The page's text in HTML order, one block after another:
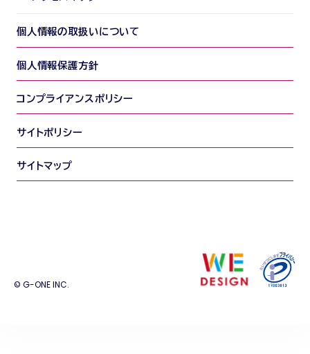
個人情報の取扱いについて
個人情報保護方針
コンプライアンスポリシー
サイトポリシー
サイトマップ
© G-ONE INC.